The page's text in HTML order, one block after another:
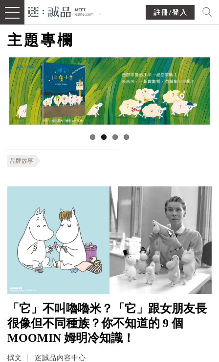
註冊/登入
主題專欄
品牌故事
「它」不叫嚕嚕米？「它」跟女朋友長
很像但不同種族？你不知道的 9 個
MOOMIN 姆明冷知識！
撰文 迷誠品內容中心